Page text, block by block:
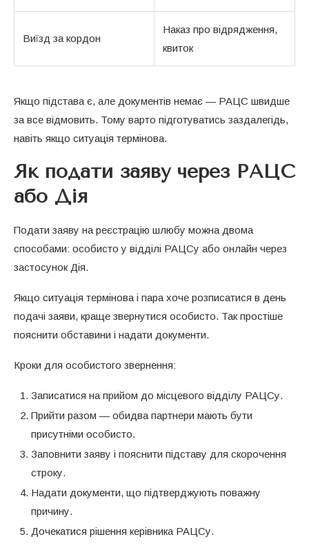
Виїзд за кордон
Наказ про відрядження,
квиток
Якщо підстава є, але документів немає — РАЦС швидше
за все відмовить. Тому варто підготуватись заздалегідь,
навіть якщо ситуація термінова.
Як подати заяву через РАЦС
або Дія
Подати заяву на реєстрацію шлюбу можна двома
способами: особисто у відділі РАЦСу або онлайн через
застосунок Дія.
Якщо ситуація термінова і пара хоче розписатися в день
подачі заяви, краще звернутися особисто. Так простіше
пояснити обставини і надати документи.
Кроки для особистого звернення:
Записатися на прийом до місцевого відділу РАЦСу.
Прийти разом — обидва партнери мають бути
присутніми особисто.
Заповнити заяву і пояснити підставу для скорочення
строку.
Надати документи, що підтверджують поважну
причину.
Дочекатися рішення керівника РАЦСу.